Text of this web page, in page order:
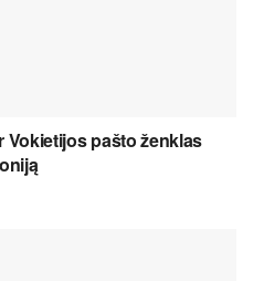
pašto ženklas